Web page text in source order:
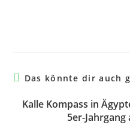
Das könnte dir auch
Kalle Kompass in
5er-Jahrgang